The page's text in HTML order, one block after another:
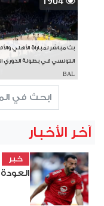
بث مباشر لمباراة الأهلي
التونسي في بطولة الدوري
BAL
آخر الأخبار
خبر